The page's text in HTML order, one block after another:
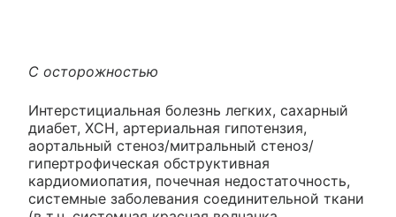
С осторожностью
Интерстициальная болезнь легких, сахарный
диабет, ХСН, артериальная гипотензия,
аортальный стеноз/митральный стеноз/
гипертрофическая обструктивная
кардиомиопатия, почечная недостаточность,
системные заболевания соединительной ткани